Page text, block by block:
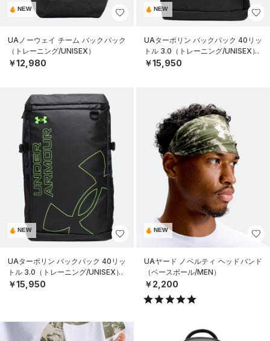
NEW
UAノーウェイ チーム バックパック
（トレーニング/UNISEX）
￥12,980
NEW
UAターポリン バックパック 40リッ
トル 3.0（トレーニング/UNISEX）
￥15,950
NEW
UAターポリン バックパック 40リッ
トル 3.0（トレーニング/UNISEX）
￥15,950
NEW
UAヤード ノベルティ ヘッドバンド
（ベースボール/MEN）
￥2,200